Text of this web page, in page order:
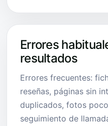
Errores
resultados
Errores frecuentes:
reseñas, páginas sin
duplicados, fotos
seguimiento de